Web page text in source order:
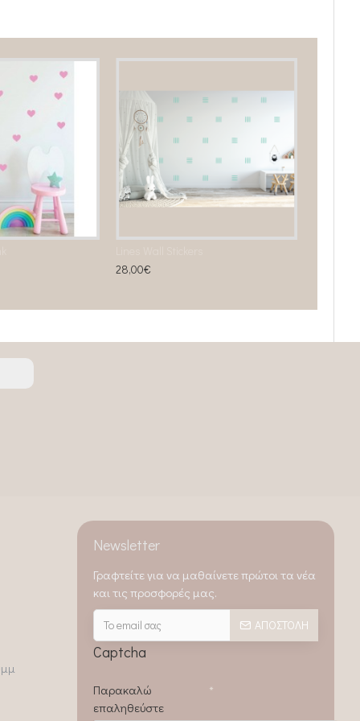
28,00€
Newsletter
Γραφτείτε για να μαθαίνετε πρώτοι τα νέα
και τις προσφορές μας.
ΑΠΟΣΤΟΛΉ
Captcha
Παρακαλώ
επαληθεύστε